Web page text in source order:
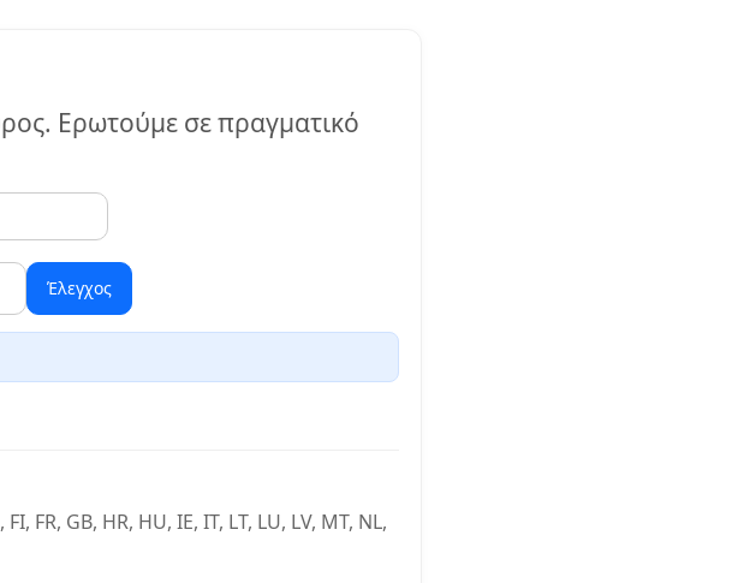
Ερωτούμε σε πραγματικό
Έλεγχος
FR, GB, HR, HU, IE, IT, LT, LU, LV, MT, NL,